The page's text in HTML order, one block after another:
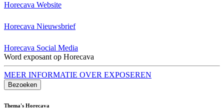
Horecava Website
Horecava Nieuwsbrief
Horecava Social Media
Word exposant op Horecava
MEER INFORMATIE OVER EXPOSEREN
Bezoeken
Thema's Horecava